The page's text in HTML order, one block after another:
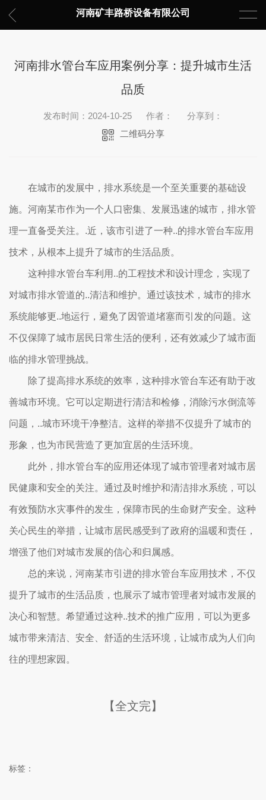
河南矿丰路桥设备有限公司
河南排水管台车应用案例分享：提升城市生活
品质
发布时间：2024-10-25 作者：
分享到：
二维码分享
在城市的发展中，排水系统是一个至关重要的基础设
施。河南某市作为一个人口密集、发展迅速的城市，排水管
理一直备受关注。.近，该市引进了一种..的排水管台车应用
技术，从根本上提升了城市的生活品质。
这种排水管台车利用..的工程技术和设计理念，实现了
对城市排水管道的..清洁和维护。通过该技术，城市的排水
系统能够更..地运行，避免了因管道堵塞而引发的问题。这
不仅保障了城市居民日常生活的便利，还有效减少了城市面
临的排水管理挑战。
除了提高排水系统的效率，这种排水管台车还有助于改
善城市环境。它可以定期进行清洁和检修，消除污水倒流等
问题，..城市环境干净整洁。这样的举措不仅提升了城市的
形象，也为市民营造了更加宜居的生活环境。
此外，排水管台车的应用还体现了城市管理者对城市居
民健康和安全的关注。通过及时维护和清洁排水系统，可以
有效预防水灾事件的发生，保障市民的生命财产安全。这种
关心民生的举措，让城市居民感受到了政府的温暖和责任，
增强了他们对城市发展的信心和归属感。
总的来说，河南某市引进的排水管台车应用技术，不仅
提升了城市的生活品质，也展示了城市管理者对城市发展的
决心和智慧。希望通过这种..技术的推广应用，可以为更多
城市带来清洁、安全、舒适的生活环境，让城市成为人们向
往的理想家园。
【全文完】
标签：